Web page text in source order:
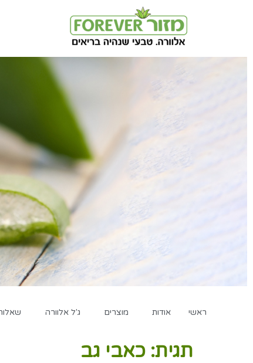
ראשי אודות מוצרים ג'ל אלוורה
תגית: כאבי גב